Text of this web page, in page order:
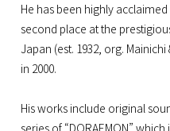
He has been highly
second place at the
Japan (est. 1932, org.
in 2000.
His works include original